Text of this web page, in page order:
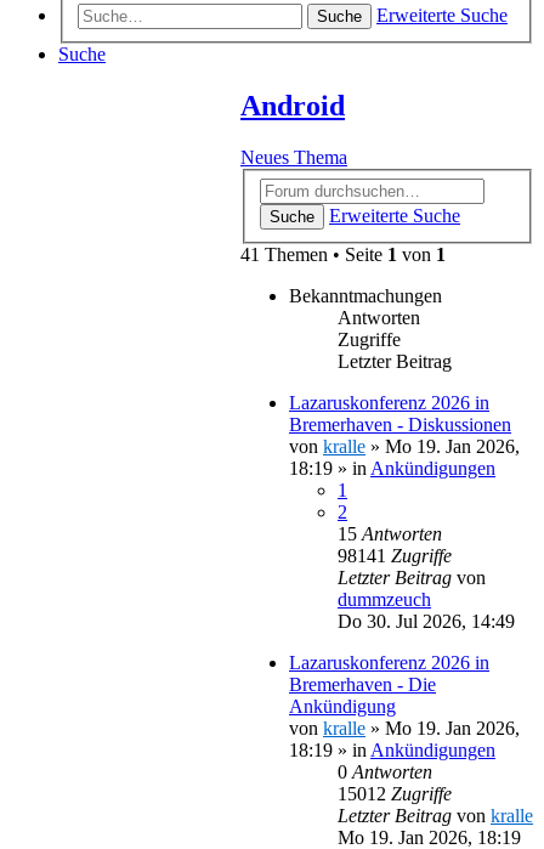
Suche
Erweiterte Suche
Suche
Android
Neues Thema
Suche
Erweiterte Suche
41 Themen • Seite 1 von 1
Bekanntmachungen
Antworten
Zugriffe
Letzter Beitrag
Lazaruskonferenz 2026 in
Bremerhaven - Diskussionen
von kralle » Mo 19. Jan 2026,
18:19 » in Ankündigungen
1
2
15 Antworten
98141 Zugriffe
Letzter Beitrag von
dummzeuch
Do 30. Jul 2026, 14:49
Lazaruskonferenz 2026 in
Bremerhaven - Die
Ankündigung
von kralle » Mo 19. Jan 2026,
18:19 » in Ankündigungen
0 Antworten
15012 Zugriffe
Letzter Beitrag von kralle
Mo 19. Jan 2026, 18:19